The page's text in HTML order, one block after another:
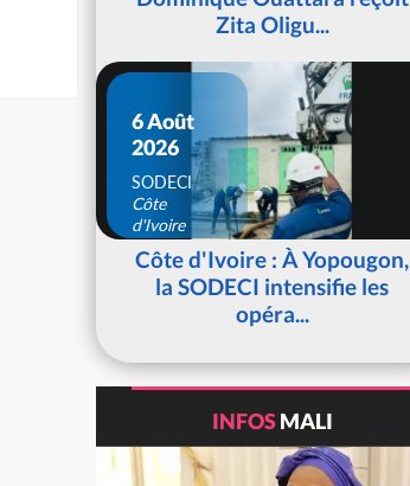
Zita Oligu...
6 Août
2026
SODECI
Côte
d'Ivoire
Côte d'Ivoire : À Yopougon,
la SODECI intensifie les
opéra...
INFOSMALI